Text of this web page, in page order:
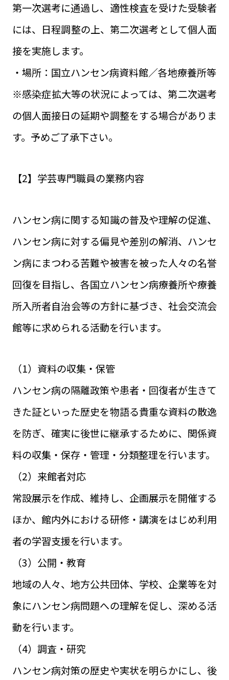
第一次選考に通過し、適性検査を受けた受験者
には、日程調整の上、第二次選考として個人面
接を実施します。
・場所：国立ハンセン病資料館／各地療養所等
※感染症拡大等の状況によっては、第二次選考
の個人面接日の延期や調整をする場合がありま
す。予めご了承下さい。
【2】学芸専門職員の業務内容
ハンセン病に関する知識の普及や理解の促進、
ハンセン病に対する偏見や差別の解消、ハンセ
ン病にまつわる苦難や被害を被った人々の名誉
回復を目指し、各国立ハンセン病療養所や療養
所入所者自治会等の方針に基づき、社会交流会
館等に求められる活動を行います。
（1）資料の収集・保管
ハンセン病の隔離政策や患者・回復者が生きて
きた証といった歴史を物語る貴重な資料の散逸
を防ぎ、確実に後世に継承するために、関係資
料の収集・保存・管理・分類整理を行います。
（2）来館者対応
常設展示を作成、維持し、企画展示を開催する
ほか、館内外における研修・講演をはじめ利用
者の学習支援を行います。
（3）公開・教育
地域の人々、地方公共団体、学校、企業等を対
象にハンセン病問題への理解を促し、深める活
動を行います。
（4）調査・研究
ハンセン病対策の歴史や実状を明らかにし、後